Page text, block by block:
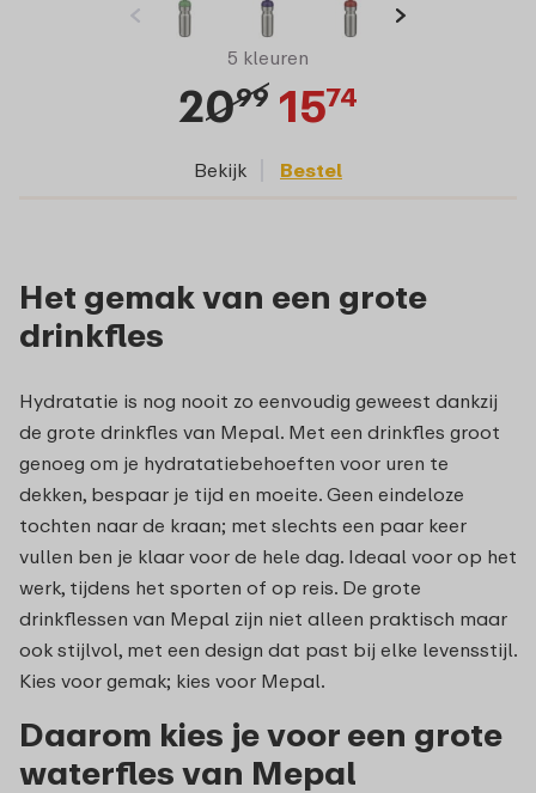
5 kleuren
2099 1574
Bekijk Bestel
Het gemak van een grote
drinkfles
Hydratatie is nog nooit zo eenvoudig geweest dankzij
de grote drinkfles van Mepal. Met een drinkfles groot
genoeg om je hydratatiebehoeften voor uren te
dekken, bespaar je tijd en moeite. Geen eindeloze
tochten naar de kraan; met slechts een paar keer
vullen ben je klaar voor de hele dag. Ideaal voor op het
werk, tijdens het sporten of op reis. De grote
drinkflessen van Mepal zijn niet alleen praktisch maar
ook stijlvol, met een design dat past bij elke levensstijl.
Kies voor gemak; kies voor Mepal.
Daarom kies je voor een grote
waterfles van Mepal